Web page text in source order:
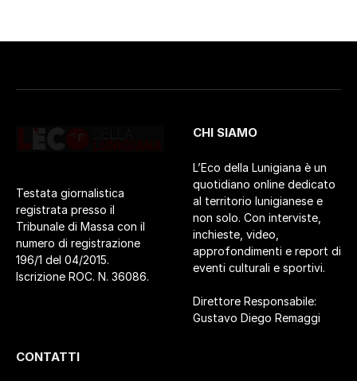
Testata giornalistica
registrata presso il
Tribunale di Massa con il
numero di registrazione
196/1 del 04/2015.
Iscrizione ROC. N. 36086.
CHI SIAMO
L’Eco della Lunigiana è un
quotidiano online dedicato
al territorio lunigianese e
non solo. Con interviste,
inchieste, video,
approfondimenti e report di
eventi culturali e sportivi.
Direttore Responsabile:
Gustavo Diego Remaggi
CONTATTI